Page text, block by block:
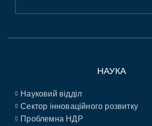
НАУКА
Науковий відділ
Сектор інноваційного розвитку
Проблемна НДР